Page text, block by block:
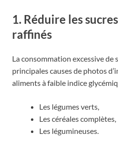
1. Réduire les
raffinés
La consommation excessive de
principales causes de photos
aliments à faible indice
Les légumes verts,
Les céréales complètes,
Les légumineuses.